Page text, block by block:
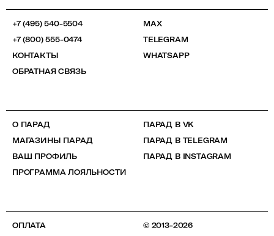
+7 (495) 540-5504
+7 (800) 555-0474
КОНТАКТЫ
ОБРАТНАЯ СВЯЗЬ
MAX
TELEGRAM
WHATSAPP
О ПАРАД
МАГАЗИНЫ ПАРАД
ВАШ ПРОФИЛЬ
ПРОГРАММА ЛОЯЛЬНОСТИ
ПАРАД В VK
ПАРАД В TELEGRAM
ПАРАД В INSTAGRAM
ОПЛАТА
© 2013-2026